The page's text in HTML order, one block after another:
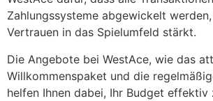
Zahlungssysteme abgewickelt
Vertrauen in das Spielumfeld stärkt.
Die Angebote bei WestAce, wie das
Willkommenspaket und die
helfen Ihnen dabei, Ihr Budget effektiv